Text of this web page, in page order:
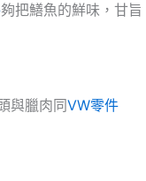
夠把鱔魚的鮮味，甘旨
與臘肉同VW零件